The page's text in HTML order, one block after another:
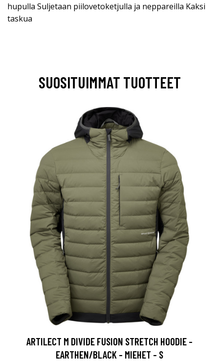
hupulla Suljetaan piilovetoketjulla ja neppareilla Kaksi
taskua
SUOSITUIMMAT TUOTTEET
ARTILECT M DIVIDE FUSION STRETCH HOODIE -
EARTHEN/BLACK - MIEHET - S